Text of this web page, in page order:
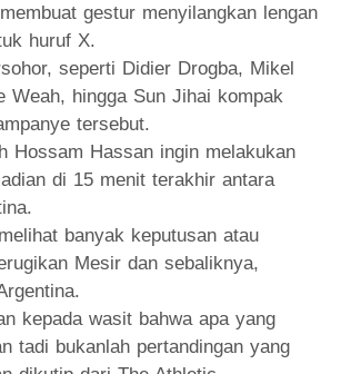
gestur menyilangkan lengan
huruf X.
seperti Didier Drogba, Mikel
Weah, hingga Sun Jihai kompak
tersebut.
Hossam Hassan ingin melakukan
di 15 menit terakhir antara
banyak keputusan atau
Mesir dan sebaliknya,
kepada wasit bahwa apa yang
tadi bukanlah pertandingan yang